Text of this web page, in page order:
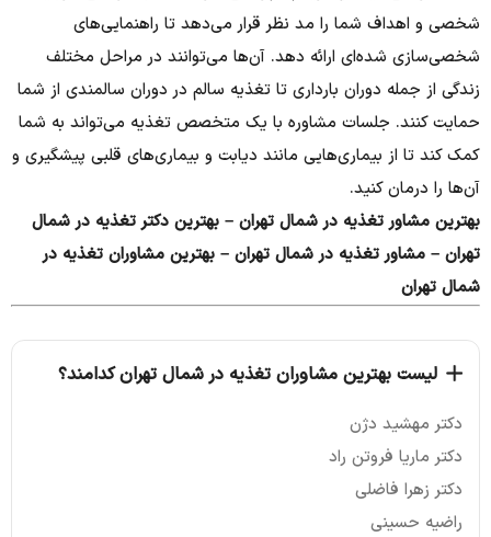
شخصی و اهداف شما را مد نظر قرار می‌دهد تا راهنمایی‌های
شخصی‌سازی شده‌ای ارائه دهد. آن‌ها می‌توانند در مراحل مختلف
زندگی از جمله دوران بارداری تا تغذیه سالم در دوران سالمندی از شما
حمایت کنند. جلسات مشاوره با یک متخصص تغذیه می‌تواند به شما
کمک کند تا از بیماری‌هایی مانند دیابت و بیماری‌های قلبی پیشگیری و
آن‌ها را درمان کنید.
بهترین مشاور تغذیه در شمال تهران – بهترین دکتر تغذیه در شمال
تهران – مشاور تغذیه در شمال تهران – بهترین مشاوران تغذیه در
شمال تهران
لیست بهترین مشاوران تغذیه در شمال تهران کدامند؟
دکتر مهشید دژن
دکتر ماریا فروتن راد
دکتر زهرا فاضلی
راضیه حسینی